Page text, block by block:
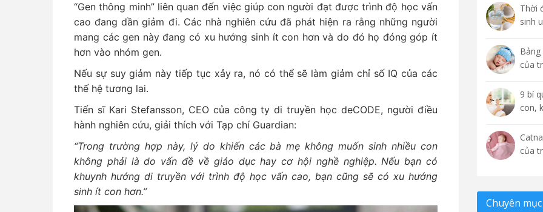
“Gen thông minh” liên quan đến việc giúp con người đạt được trình độ học vấn
cao đang dần giảm đi. Các nhà nghiên cứu đã phát hiện ra rằng những người
mang các gen này đang có xu hướng sinh ít con hơn và do đó họ đóng góp ít
hơn vào nhóm gen.
Nếu sự suy giảm này tiếp tục xảy ra, nó có thể sẽ làm giảm chỉ số IQ của các
thế hệ tương lai.
Tiến sĩ Kari Stefansson, CEO của công ty di truyền học deCODE, người điều
hành nghiên cứu, giải thích với Tạp chí Guardian:
“Trong trường hợp này, lý do khiến các bà mẹ không muốn sinh nhiều con
không phải là do vấn đề về giáo dục hay cơ hội nghề nghiệp. Nếu bạn có
khuynh hướng di truyền với trình độ học vấn cao, bạn cũng sẽ có xu hướng
sinh ít con hơn.”
Thời
sinh
Bảng
của
9 bí
con,
của
Chuyên